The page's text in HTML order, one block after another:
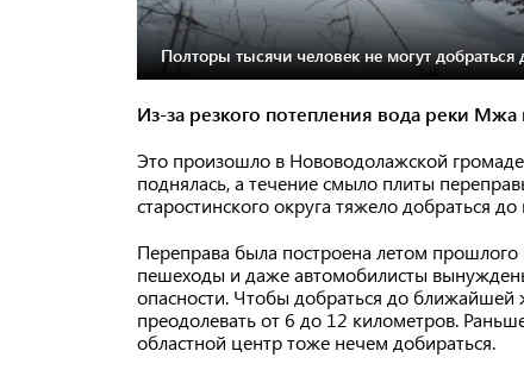
Полторы тысячи человек не могут
Из-за резкого потепления вода реки
Это произошло в Нововодолажской
поднялась, а течение смыло плиты
старостинского округа тяжело добраться
Переправа была построена летом
пешеходы и даже автомобилисты
опасности. Чтобы добраться до
преодолевать от 6 до 12 километров.
областной центр тоже нечем добираться.